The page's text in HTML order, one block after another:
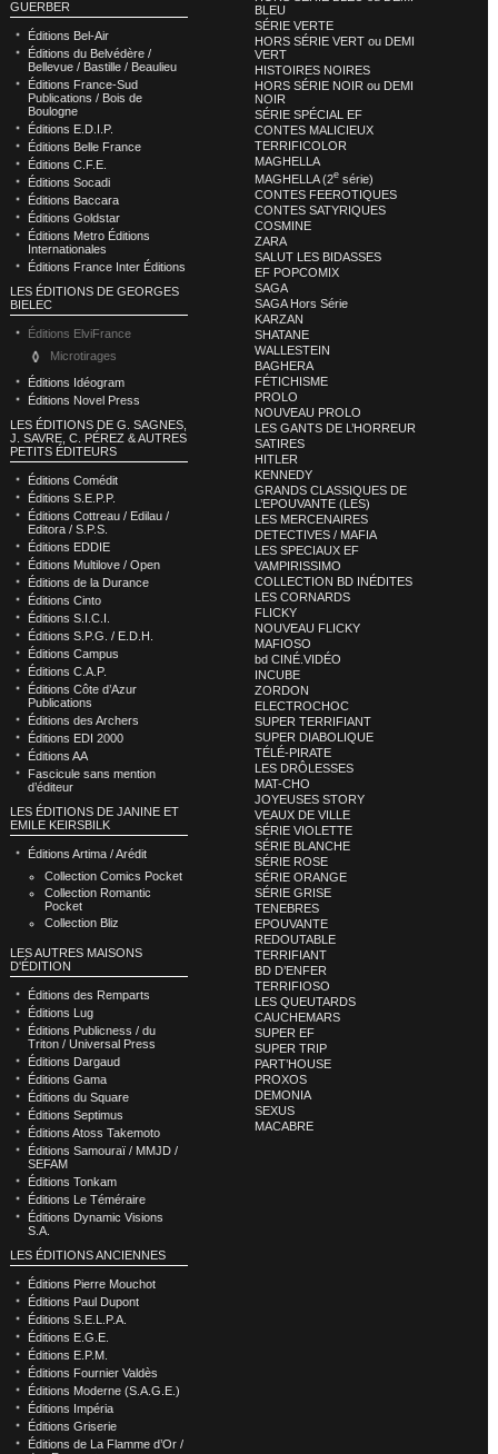
GUERBER
Éditions Bel-Air
Éditions du Belvédère /
Bellevue / Bastille / Beaulieu
Éditions France-Sud
Publications / Bois de
Boulogne
Éditions E.D.I.P.
Éditions Belle France
Éditions C.F.E.
Éditions Socadi
Éditions Baccara
Éditions Goldstar
Éditions Metro Éditions
Internationales
Éditions France Inter Éditions
LES ÉDITIONS DE GEORGES
BIELEC
Éditions ElviFrance
Microtirages
Éditions Idéogram
Éditions Novel Press
LES ÉDITIONS DE G. SAGNES,
J. SAVRE, C. PÉREZ & AUTRES
PETITS ÉDITEURS
Éditions Comédit
Éditions S.E.P.P.
Éditions Cottreau / Edilau /
Editora / S.P.S.
Éditions EDDIE
Éditions Multilove / Open
Éditions de la Durance
Éditions Cinto
Éditions S.I.C.I.
Éditions S.P.G. / E.D.H.
Éditions Campus
Éditions C.A.P.
Éditions Côte d’Azur
Publications
Éditions des Archers
Éditions EDI 2000
Éditions AA
Fascicule sans mention
d’éditeur
LES ÉDITIONS DE JANINE ET
EMILE KEIRSBILK
Éditions Artima / Arédit
Collection Comics Pocket
Collection Romantic
Pocket
Collection Bliz
LES AUTRES MAISONS
D'ÉDITION
Éditions des Remparts
Éditions Lug
Éditions Publicness / du
Triton / Universal Press
Éditions Dargaud
Éditions Gama
Éditions du Square
Éditions Septimus
Éditions Atoss Takemoto
Éditions Samouraï / MMJD /
SEFAM
Éditions Tonkam
Éditions Le Téméraire
Éditions Dynamic Visions
S.A.
LES ÉDITIONS ANCIENNES
Éditions Pierre Mouchot
Éditions Paul Dupont
Éditions S.E.L.P.A.
Éditions E.G.E.
Éditions E.P.M.
Éditions Fournier Valdès
Éditions Moderne (S.A.G.E.)
Éditions Impéria
Éditions Griserie
Éditions de La Flamme d’Or /
BLEU
SÉRIE VERTE
HORS SÉRIE VERT ou DEMI
VERT
HISTOIRES NOIRES
HORS SÉRIE NOIR ou DEMI
NOIR
SÉRIE SPÉCIAL EF
CONTES MALICIEUX
TERRIFICOLOR
MAGHELLA
MAGHELLA (2esérie)
CONTES FEEROTIQUES
CONTES SATYRIQUES
COSMINE
ZARA
SALUT LES BIDASSES
EF POPCOMIX
SAGA
SAGA Hors Série
KARZAN
SHATANE
WALLESTEIN
BAGHERA
FÉTICHISME
PROLO
NOUVEAU PROLO
LES GANTS DE L’HORREUR
SATIRES
HITLER
KENNEDY
GRANDS CLASSIQUES DE
L’EPOUVANTE (LES)
LES MERCENAIRES
DETECTIVES / MAFIA
LES SPECIAUX EF
VAMPIRISSIMO
COLLECTION BD INÉDITES
LES CORNARDS
FLICKY
NOUVEAU FLICKY
MAFIOSO
bd CINÉ.VIDÉO
INCUBE
ZORDON
ELECTROCHOC
SUPER TERRIFIANT
SUPER DIABOLIQUE
TÉLÉ-PIRATE
LES DRÔLESSES
MAT-CHO
JOYEUSES STORY
VEAUX DE VILLE
SÉRIE VIOLETTE
SÉRIE BLANCHE
SÉRIE ROSE
SÉRIE ORANGE
SÉRIE GRISE
TENEBRES
EPOUVANTE
REDOUTABLE
TERRIFIANT
BD D’ENFER
TERRIFIOSO
LES QUEUTARDS
CAUCHEMARS
SUPER EF
SUPER TRIP
PART’HOUSE
PROXOS
DEMONIA
SEXUS
MACABRE